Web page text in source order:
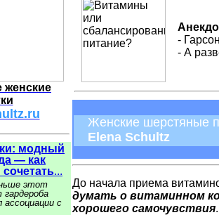
-
- А
Женские шерстяные
Elena Schultz
До начала приема
думать о витаминном
хорошего самочувствия.
женские
модный
— как
...
этот
гардероба
ассоциации с